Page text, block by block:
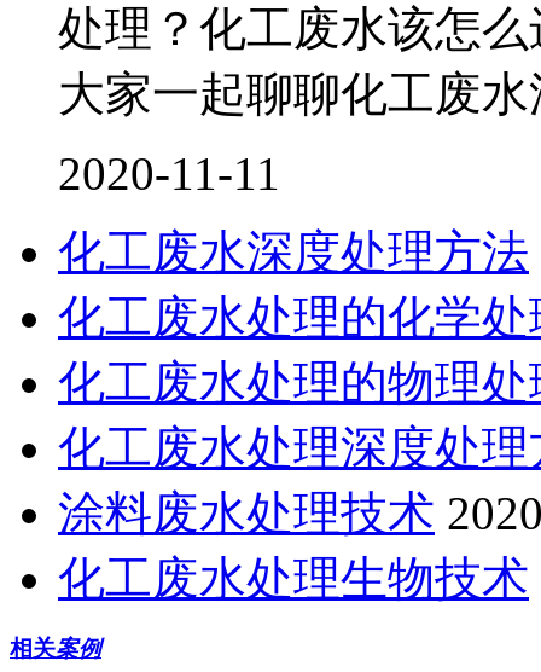
处理？化工废水该怎
大家一起聊聊化工废
2020-11-11
化工废水深度处理方法
化工废水处理的化学
化工废水处理的物理处
化工废水处理深度处理
涂料废水处理技术
化工废水处理生物技术
相关案例